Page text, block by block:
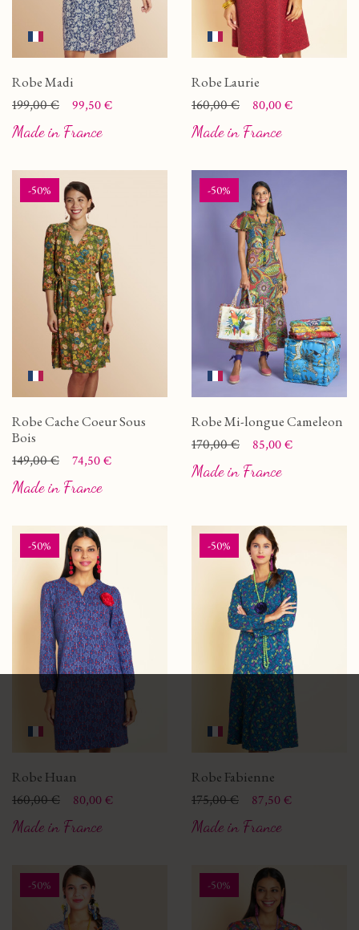
Robe Madi
Prix
Prix de base
199,00 € 99,50 €
Made in France
Robe Laurie
Prix
Prix de base
160,00 € 80,00 €
Made in France
-50%
Robe Cache Coeur Sous
Bois
Prix
Prix de base
149,00 € 74,50 €
Made in France
-50%
Robe Mi-longue Cameleon
Prix
Prix de base
170,00 € 85,00 €
Made in France
-50%
Robe Huan
Prix
Prix de base
160,00 € 80,00 €
Made in France
-50%
Robe Fabienne
Prix
Prix de base
175,00 € 87,50 €
Made in France
-50% -50%